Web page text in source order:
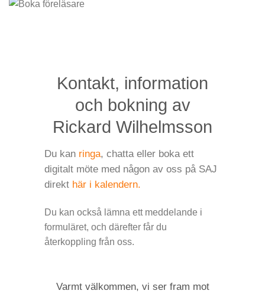
Kontakt, information
och bokning av
Rickard Wilhelmsson
Du kan ringa, chatta eller boka ett
digitalt möte med någon av oss på SAJ
direkt här i kalendern.
Du kan också lämna ett meddelande i
formuläret, och därefter får du
återkoppling från oss.
Varmt välkommen, vi ser fram mot